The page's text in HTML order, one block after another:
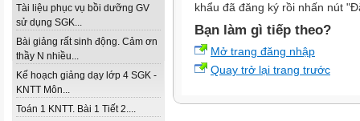
Tài liệu phục vụ bồi dưỡng GV
sử dụng SGK...
Bài giảng rất sinh động. Cảm ơn
thầy N nhiều...
Kế hoạch giảng dạy lớp 4 SGK -
KNTT Môn...
Toán 1 KNTT. Bài 1 Tiết 2....
khẩu đã đăng ký rồi nhấn nút
Bạn làm gì tiếp theo?
Mở trang đăng nhập
Quay trở lại trang trước